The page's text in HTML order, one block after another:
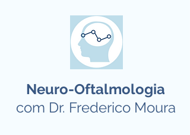
Neuro-Oftalmologia
com Dr. Frederico Moura